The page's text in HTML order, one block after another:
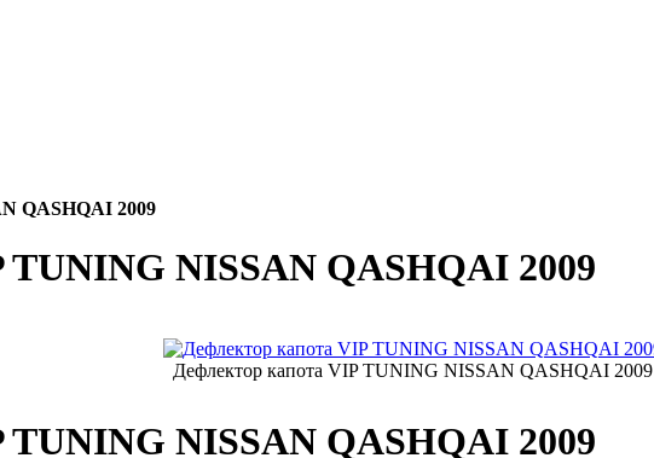
QASHQAI 2009
TUNING NISSAN QASHQAI 2009
Дефлектор капота VIP TUNING NISSAN QASHQAI 2009
TUNING NISSAN QASHQAI 2009